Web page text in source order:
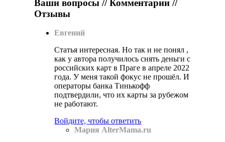
Ваши вопросы // Комментарии //
Отзывы
Евгений
Статья интересная. Но так и не понял ,
как у автора получилось снять деньги с
российских карт в Праге в апреле 2022
года. У меня такой фокус не прошёл. И
операторы банка Тинькофф
подтвердили, что их карты за рубежом
не работают.
Войдите, чтобы ответить
Мария AlterMama.ru